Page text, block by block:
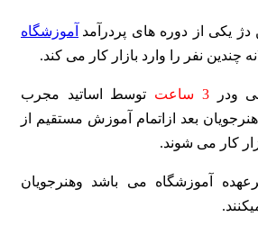
دژ یکی از دوره های پردرآمد آموزشگاه
چندین نفر را وارد بازار کار می کند.
ودر3 ساعت
توسط اساتید مجرب
بعد ازاتمام آموزش مستقیم از
کار می شوند.
آموزشگاه می باشد وهنرجویان